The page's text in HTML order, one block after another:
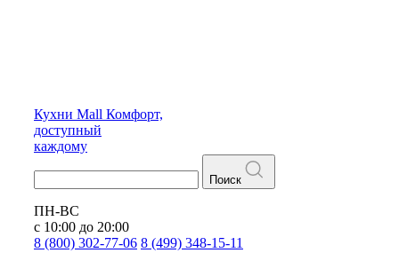
Кухни Mall Комфорт,
доступный
каждому
Поиск
ПН-ВС
с 10:00 до 20:00
8 (800) 302-77-06 8 (499) 348-15-11